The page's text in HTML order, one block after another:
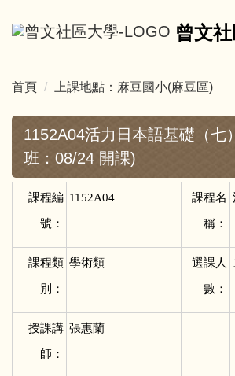
到
內
曾文
首頁 上課地點：麻豆國小(麻豆區)
1152A04活力日本語基礎（七
班：08/24 開課)
課程編
號：
1152A04 課程名
稱：
課程類
別：
學術類 選課人
數：
授課講
師：
張惠蘭